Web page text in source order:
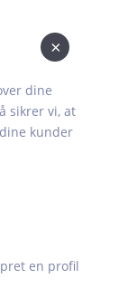
dine
sikrer vi, at
kunder
en profil
×